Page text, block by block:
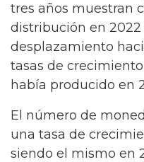
tres años muestran
distribución en
desplazamiento
tasas de
había producido en
El número de
una tasa de
siendo el mismo en